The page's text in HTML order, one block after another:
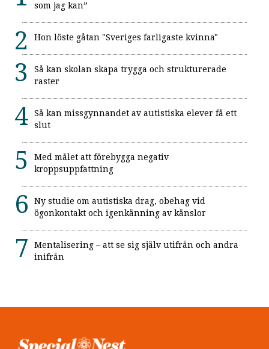
som jag kan”
Hon löste gåtan "Sveriges farligaste kvinna"
Så kan skolan skapa trygga och strukturerade
raster
Så kan missgynnandet av autistiska elever få ett
slut
Med målet att förebygga negativ
kroppsuppfattning
Ny studie om autistiska drag, obehag vid
ögonkontakt och igenkänning av känslor
Mentalisering – att se sig själv utifrån och andra
inifrån